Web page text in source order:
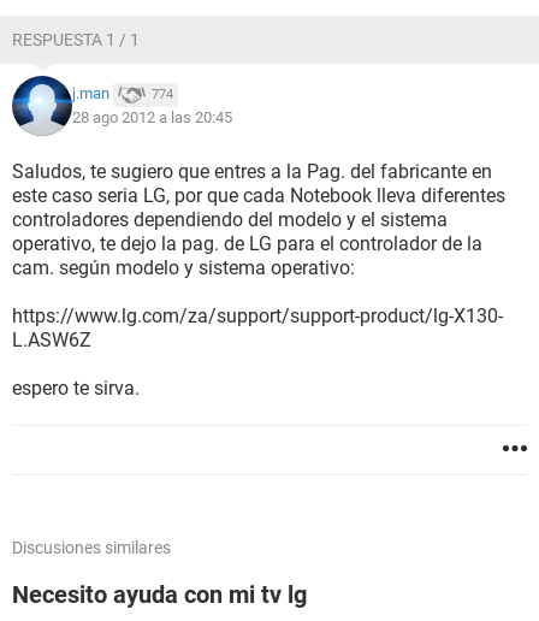
RESPUESTA 1 / 1
j.man 774
28 ago 2012 a las 20:45
Saludos, te sugiero que entres a la Pag. del fabricante en
este caso seria LG, por que cada Notebook lleva diferentes
controladores dependiendo del modelo y el sistema
operativo, te dejo la pag. de LG para el controlador de la
cam. según modelo y sistema operativo:
https://www.lg.com/za/support/support-product/lg-X130-
L.ASW6Z
espero te sirva.
Discusiones similares
Necesito ayuda con mi tv lg